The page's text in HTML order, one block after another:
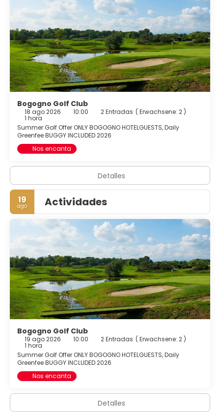
Bogogno Golf Club
18 ago 2026 10:00 2 Entradas ( Erwachsene: 2 )
1 hora
Summer Golf Offer ONLY BOGOGNO HOTELGUESTS, Daily
Greenfee BUGGY INCLUDED 2026
Nos encanta
Detalles
19
ago Actividades
Bogogno Golf Club
19 ago 2026 10:00 2 Entradas ( Erwachsene: 2 )
1 hora
Summer Golf Offer ONLY BOGOGNO HOTELGUESTS, Daily
Greenfee BUGGY INCLUDED 2026
Nos encanta
Detalles